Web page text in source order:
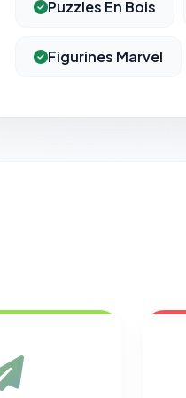
Puzzles En Bois
Figurines Marvel